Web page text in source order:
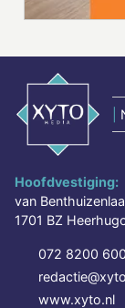
Hoofdvestiging:
van
1701 BZ
072 8200 600
www.xyto.nl